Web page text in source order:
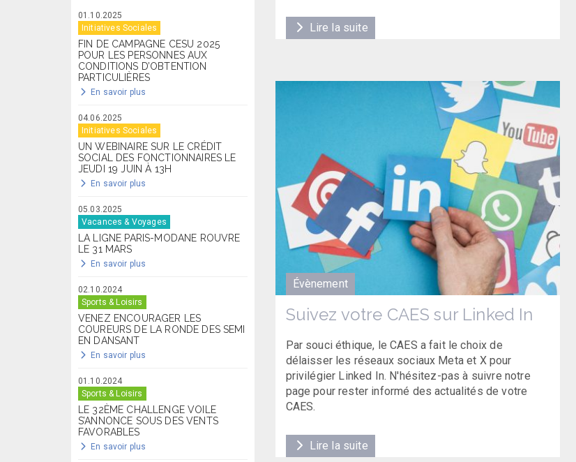
Lire la suite
Évènement
Suivez votre CAES sur Linked In
Par souci éthique, le CAES a fait le choix de
délaisser les réseaux sociaux Meta et X pour
privilégier Linked In. N'hésitez-pas à suivre notre
page pour rester informé des actualités de votre
CAES.
Lire la suite
01.10.2025
Initiatives Sociales
FIN DE CAMPAGNE CESU 2025
POUR LES PERSONNES AUX
CONDITIONS D’OBTENTION
PARTICULIÈRES
En savoir plus
04.06.2025
Initiatives Sociales
UN WEBINAIRE SUR LE CRÉDIT
SOCIAL DES FONCTIONNAIRES LE
JEUDI 19 JUIN À 13H
En savoir plus
05.03.2025
Vacances & Voyages
LA LIGNE PARIS-MODANE ROUVRE
LE 31 MARS
En savoir plus
02.10.2024
Sports & Loisirs
VENEZ ENCOURAGER LES
COUREURS DE LA RONDE DES SEMI
EN DANSANT
En savoir plus
01.10.2024
Sports & Loisirs
LE 32ÈME CHALLENGE VOILE
S’ANNONCE SOUS DES VENTS
FAVORABLES
En savoir plus